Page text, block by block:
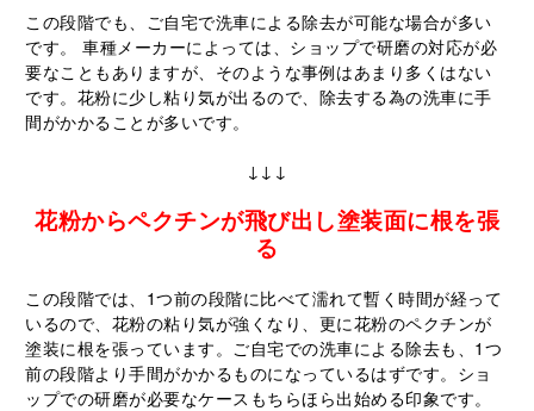
この段階でも、ご自宅で洗車による除去が可能な場合が多い
です。 車種メーカーによっては、ショップで研磨の対応が必
要なこともありますが、そのような事例はあまり多くはない
です。花粉に少し粘り気が出るので、除去する為の洗車に手
間がかかることが多いです。
↓↓↓
花粉からペクチンが飛び出し塗装面に根を張
る
この段階では、1つ前の段階に比べて濡れて暫く時間が経って
いるので、花粉の粘り気が強くなり、更に花粉のペクチンが
塗装に根を張っています。ご自宅での洗車による除去も、1つ
前の段階より手間がかかるものになっているはずです。ショ
ップでの研磨が必要なケースもちらほら出始める印象です。